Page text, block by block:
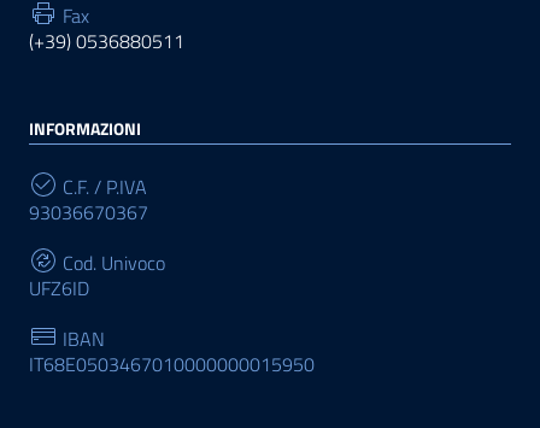
Fax
(+39) 0536880511
INFORMAZIONI
C.F. / P.IVA
93036670367
Cod. Univoco
UFZ6ID
IBAN
IT68E0503467010000000015950